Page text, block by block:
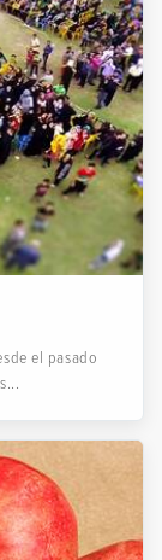
el pasado